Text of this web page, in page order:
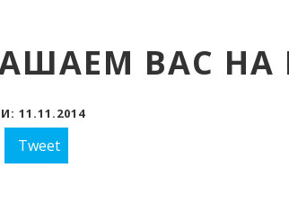
ВАС НА
11.11.2014
Tweet